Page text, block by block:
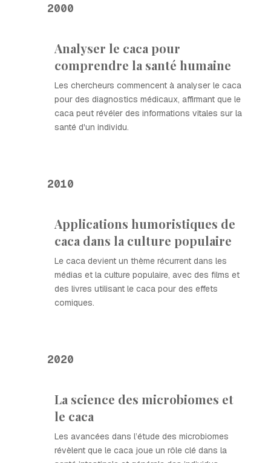
2000
Analyser le caca pour
comprendre la santé humaine
Les chercheurs commencent à analyser le caca
pour des diagnostics médicaux, affirmant que le
caca peut révéler des informations vitales sur la
santé d'un individu.
2010
Applications humoristiques de
caca dans la culture populaire
Le caca devient un thème récurrent dans les
médias et la culture populaire, avec des films et
des livres utilisant le caca pour des effets
comiques.
2020
La science des microbiomes et
le caca
Les avancées dans l’étude des microbiomes
révèlent que le caca joue un rôle clé dans la